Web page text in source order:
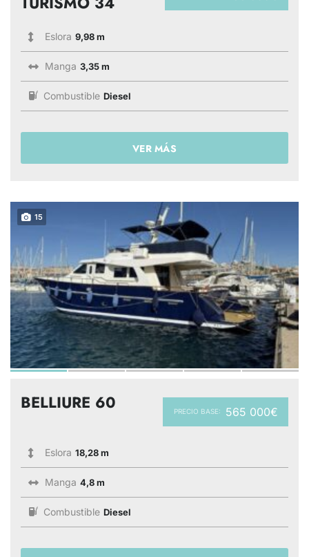
Eslora 9,98 m
Manga 3,35 m
Combustible Diesel
VER MÁS
15
PRECIO BASE: 565 000€
BELLIURE 60
Eslora 18,28 m
Manga 4,8 m
Combustible Diesel